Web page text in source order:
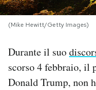
I MIEI PREFERITI
CALENDARIO
(Mike Hewitt/Getty Images)
Durante il suo
scorso 4 febbraio, il
Donald Trump, non